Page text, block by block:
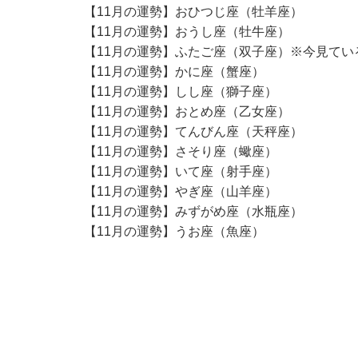
【11月の運勢】おひつじ座（牡羊座）
【11月の運勢】おうし座（牡牛座）
【11月の運勢】ふたご座（双子座）※今見てい
【11月の運勢】かに座（蟹座）
【11月の運勢】しし座（獅子座）
【11月の運勢】おとめ座（乙女座）
【11月の運勢】てんびん座（天秤座）
【11月の運勢】さそり座（蠍座）
【11月の運勢】いて座（射手座）
【11月の運勢】やぎ座（山羊座）
【11月の運勢】みずがめ座（水瓶座）
【11月の運勢】うお座（魚座）